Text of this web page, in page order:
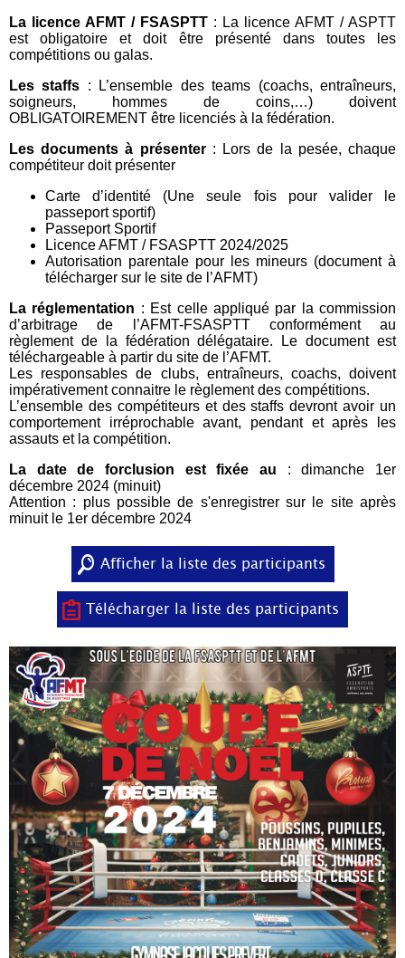
La licence AFMT / FSASPTT : La licence AFMT / ASPTT
est obligatoire et doit être présenté dans toutes les
compétitions ou galas.
Les staffs : L’ensemble des teams (coachs, entraîneurs,
soigneurs, hommes de coins,…) doivent
OBLIGATOIREMENT être licenciés à la fédération.
Les documents à présenter: Lors de la pesée, chaque
compétiteur doit présenter
Carte d’identité (Une seule fois pour valider le
passeport sportif)
Passeport Sportif
Licence AFMT / FSASPTT 2024/2025
Autorisation parentale pour les mineurs (document à
télécharger sur le site de l’AFMT)
La réglementation : Est celle appliqué par la commission
d’arbitrage de l’AFMT-FSASPTT conformément au
règlement de la fédération délégataire. Le document est
téléchargeable à partir du site de l’AFMT.
Les responsables de clubs, entraîneurs, coachs, doivent
impérativement connaitre le règlement des compétitions.
L’ensemble des compétiteurs et des staffs devront avoir un
comportement irréprochable avant, pendant et après les
assauts et la compétition.
La date de forclusion est fixée au : dimanche 1er
décembre 2024 (minuit)
Attention : plus possible de s'enregistrer sur le site après
minuit le 1er décembre 2024
Afficher la liste des participants
Télécharger la liste des participants